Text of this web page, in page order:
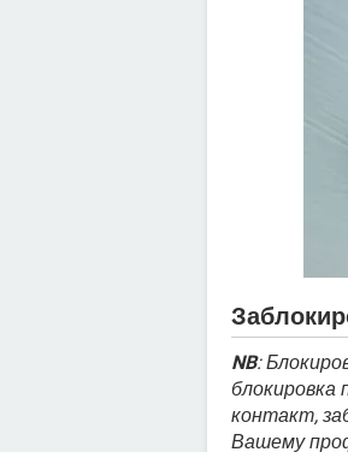
NB:
блокировка
контакт,
Вашему